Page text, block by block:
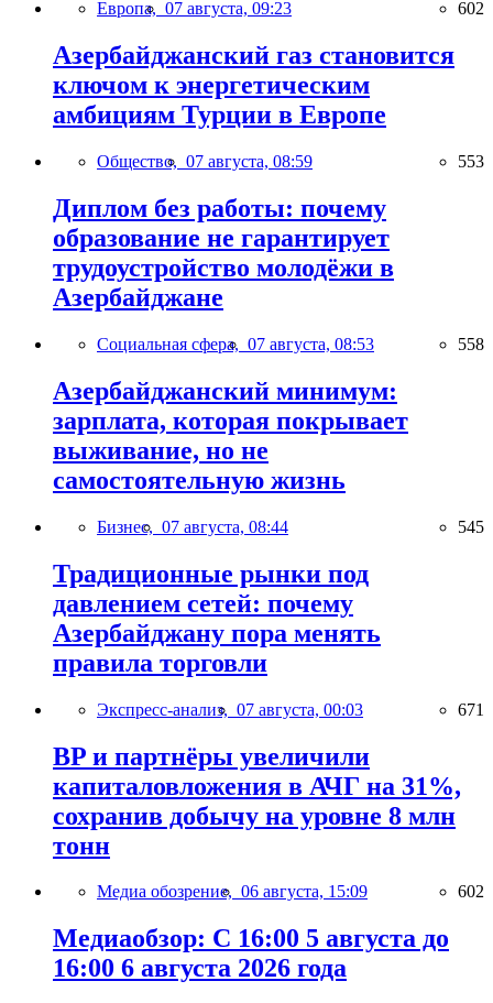
Европа, 07 августа, 09:23 602
Азербайджанский газ становится
ключом к энергетическим
амбициям Турции в Европе
Общество, 07 августа, 08:59 553
Диплом без работы: почему
образование не гарантирует
трудоустройство молодёжи в
Азербайджане
Социальная сфера, 07 августа, 08:53 558
Азербайджанский минимум:
зарплата, которая покрывает
выживание, но не
самостоятельную жизнь
Бизнес, 07 августа, 08:44 545
Традиционные рынки под
давлением сетей: почему
Азербайджану пора менять
правила торговли
Экспресс-анализ, 07 августа, 00:03 671
BP и партнёры увеличили
капиталовложения в АЧГ на 31%,
сохранив добычу на уровне 8 млн
тонн
Медиа обозрение, 06 августа, 15:09 602
Медиаобзор: С 16:00 5 августа до
16:00 6 августа 2026 года